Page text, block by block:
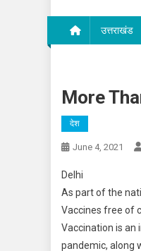
उत्तराखंड
More
देश
June 4, 2021
Delhi
As part of the
Vaccines free of
Vaccination is
pandemic, along